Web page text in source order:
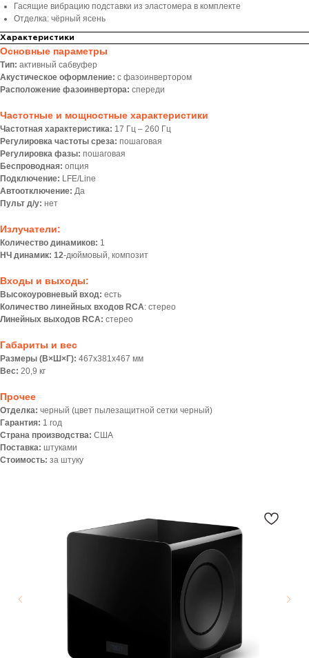
Гасящие вибрацию подставки из эластомера в комплекте
Отделка: чёрный ясень
Характеристики
Основные параметры
Тип: активный сабвуфер
Акустическое оформление: с фазоинвертором
Расположение фазоинвертора: спереди
Частотные и мощностные характеристики
Частотная характеристика: 17 Гц – 260 Гц
Регулировка частоты среза: пошаговая
Регулировка фазы: пошаговая
Беспроводная: опция
Подключение: LFE/Line
Автоотключение: Да
Пульт д/у: нет
Излучатели:
Количество динамиков: 1
НЧ динамик: 12-дюймовый, композит
Входы и выходы:
Высокоуровневый вход: есть
Количество линейных входов RCA: стерео
Линейных выходов RCA: стерео
Габариты и вес
Размеры (В×Ш×Г): 467х381х467 мм
Вес: 20,9 кг
Прочее
Отделка: черный (цвет пылезащитной сетки черный)
Гарантия: 1 год
Страна производства: США
Поставка: штуками
Стоимость: за штуку